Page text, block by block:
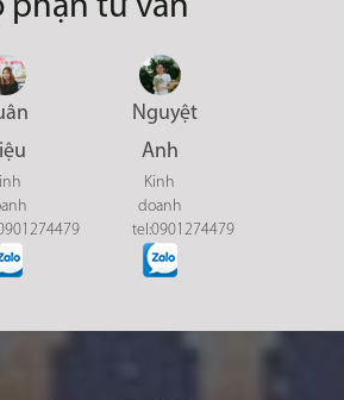
Nguyệt
Anh
Kinh
doanh
tel:0901274479